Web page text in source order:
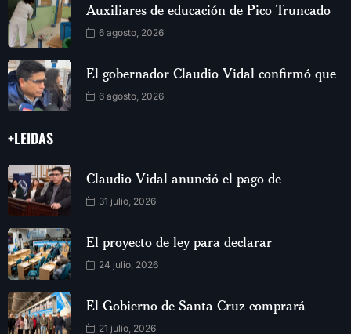
Auxiliares de educación de Pico Truncado
6 agosto, 2026
El gobernador Claudio Vidal confirmó que
6 agosto, 2026
+LEIDAS
Claudio Vidal anunció el pago de
31 julio, 2026
El proyecto de ley para declarar
24 julio, 2026
El Gobierno de Santa Cruz comprará
21 julio, 2026